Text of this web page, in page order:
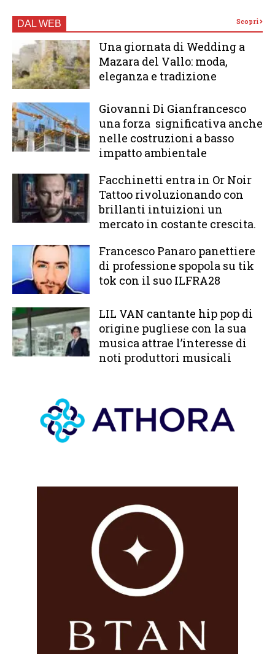
DAL WEB Scopri
Una giornata di Wedding a
Mazara del Vallo: moda,
eleganza e tradizione
Giovanni Di Gianfrancesco
una forza significativa anche
nelle costruzioni a basso
impatto ambientale
Facchinetti entra in Or Noir
Tattoo rivoluzionando con
brillanti intuizioni un
mercato in costante crescita.
Francesco Panaro panettiere
di professione spopola su tik
tok con il suo ILFRA28
LIL VAN cantante hip pop di
origine pugliese con la sua
musica attrae l’interesse di
noti produttori musicali